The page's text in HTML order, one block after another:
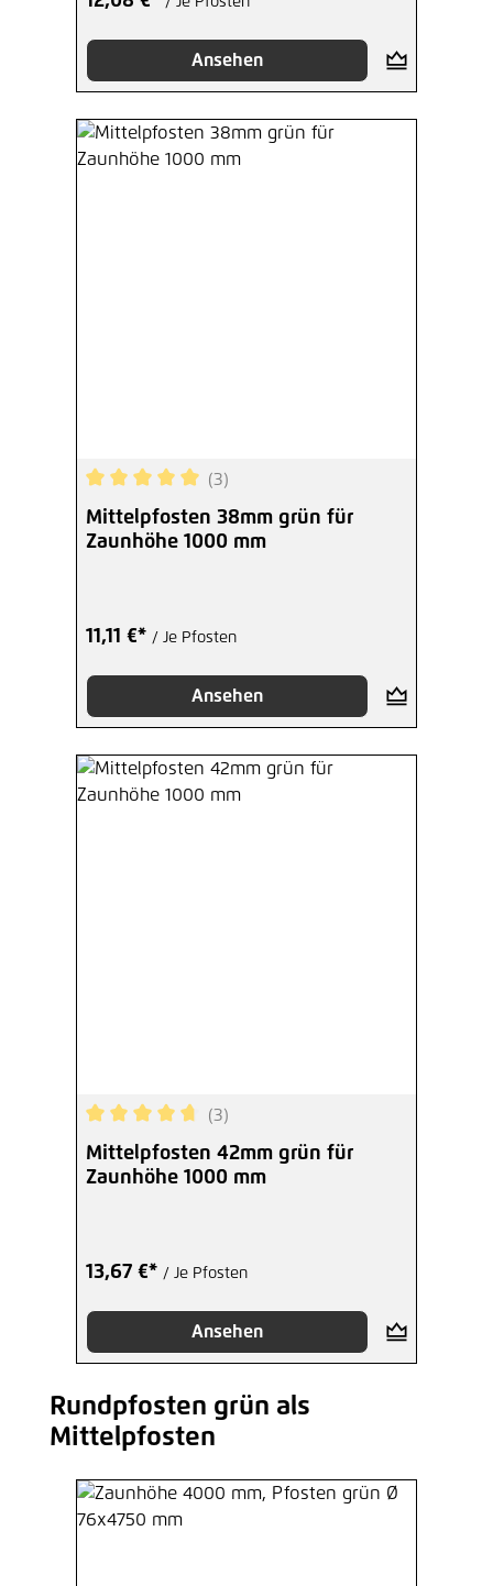
Ansehen
Durchschnittliche Bewertung von 5 von 5
(3)
Mittelpfosten 38mm grün für
Zaunhöhe 1000 mm
11,11 €* / Je Pfosten
Ansehen
Durchschnittliche Bewertung von 4.67 von 5
(3)
Mittelpfosten 42mm grün für
Zaunhöhe 1000 mm
13,67 €* / Je Pfosten
Ansehen
Produktgalerie überspringen
Rundpfosten grün als
Mittelpfosten